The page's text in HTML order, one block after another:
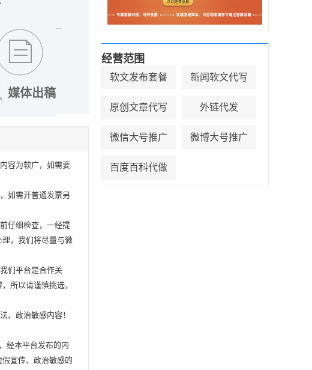
媒体出稿
容为软广，如需要
如需开普通发票另
仔细检查，一经提
，我们将尽量与微
们平台是合作关
所以请谨慎挑选，
、政治敏感内容！
经本平台发布的内
宣传、政治敏感的
经营范围
软文发布套餐 新闻软文代写
原创文章代写 外链代发
微信大号推广 微博大号推广
百度百科代做